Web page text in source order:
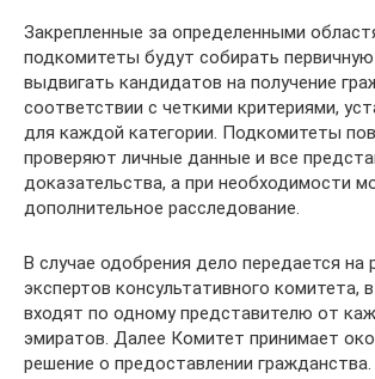
Закрепленные за определенными
подкомитеты будут собирать
выдвигать кандидатов на получение
соответствии с четкими критериями,
для каждой категории. Подкомитеты
проверяют личные данные и все
доказательства, а при необходимости
дополнительное расследование.
В случае одобрения дело передается на
экспертов консультативного комитета,
входят по одному представителю от
эмиратов. Далее Комитет принимает
решение о предоставлении гражданства.